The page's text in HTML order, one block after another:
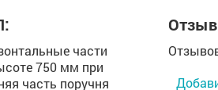
части
750 мм при
часть поручня